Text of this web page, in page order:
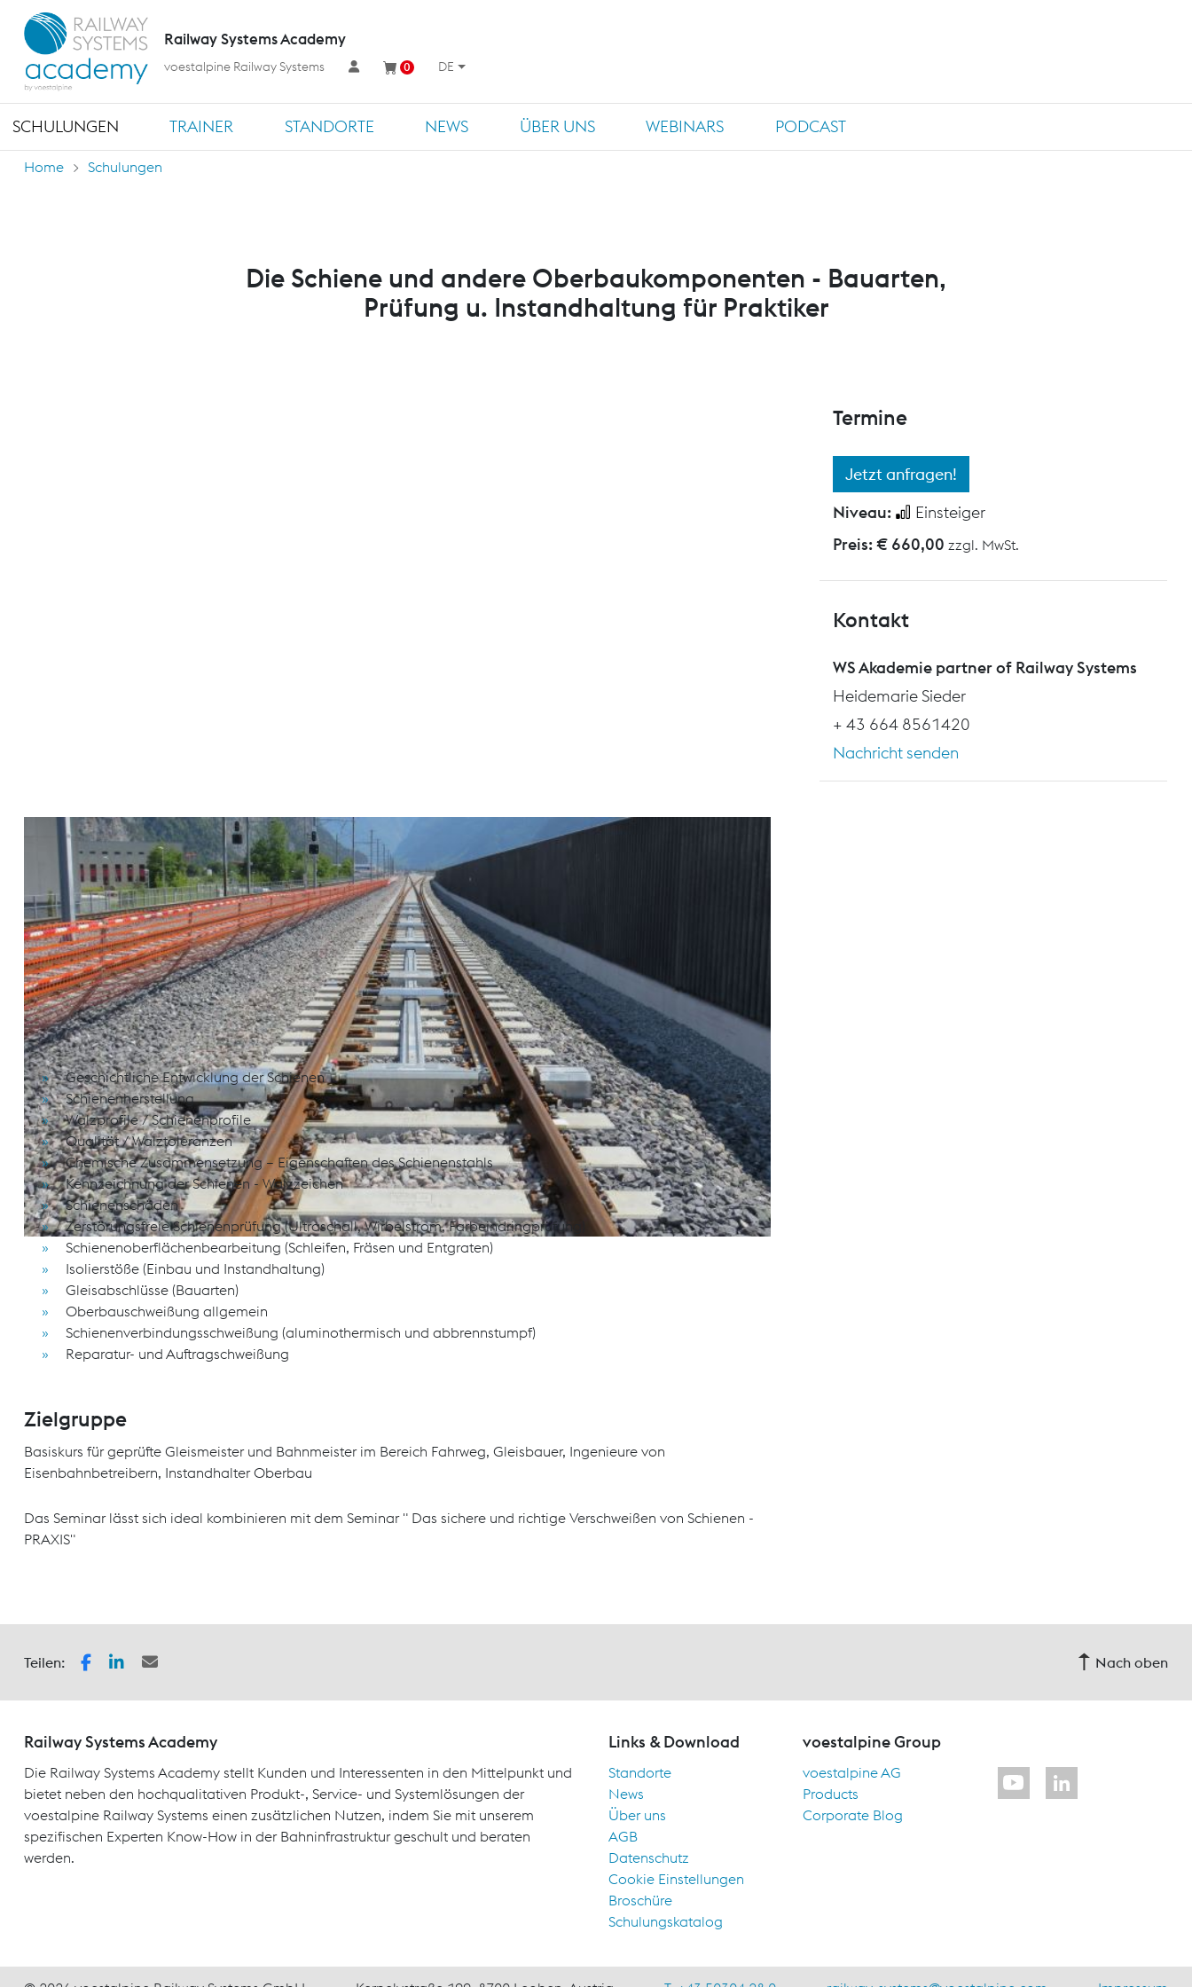
SCHULUNGEN TRAINER STANDORTE NEWS ÜBER UNS WEBINARS PODCAST
Railway Systems Academy
voestalpine Railway Systems 0 DE
Home Schulungen
Die Schiene und andere Oberbaukomponenten - Bauarten,
Prüfung u. Instandhaltung für Praktiker
Termine
Jetzt anfragen!
Niveau:
Einsteiger
Preis: € 660,00 zzgl. MwSt.
Kontakt
WS Akademie partner of Railway Systems
Heidemarie Sieder
+ 43 664 8561420
Nachricht senden
Das Seminar gibt einen kurzen Exkurs zur historischen Entwicklung der Schiene bzw. der
Schienenstahlsorten und behandelt Themen, wie die Herstellungsverfahren, die Eigenschaften des
Schienenstahls und die Walztoleranzen sowie –zeichen. Ebenso wird auf die zerstörungsfreie Prüfung und
Schienenschäden bzw. Schienenoberflächenbearbeitung sowie auf Isolierstöße (Einbau und
Instandhaltung) und Gleisabschlüsse (Bauarten) eingegangen. Weiters befasst sich das Seminar mit der
Oberbau-, Schienenverbindungs- sowie Auftragschweißung.
Schulungsinhalte
Geschichtliche Entwicklung der Schienen
Schienenherstellung
Walzprofile / Schienenprofile
Qualität / Walztoleranzen
Chemische Zusammensetzung – Eigenschaften des Schienenstahls
Kennzeichnung der Schienen - Walzzeichen
Schienenschäden
Zerstörungsfreie Schienenprüfung (Ultraschall, Wirbelstrom, Farbeindringprüfung)
Schienenoberflächenbearbeitung (Schleifen, Fräsen und Entgraten)
Isolierstöße (Einbau und Instandhaltung)
Gleisabschlüsse (Bauarten)
Oberbauschweißung allgemein
Schienenverbindungsschweißung (aluminothermisch und abbrennstumpf)
Reparatur- und Auftragschweißung
Zielgruppe
Basiskurs für geprüfte Gleismeister und Bahnmeister im Bereich Fahrweg, Gleisbauer, Ingenieure von
Eisenbahnbetreibern, Instandhalter Oberbau
Das Seminar lässt sich ideal kombinieren mit dem Seminar " Das sichere und richtige Verschweißen von Schienen -
PRAXIS"
Teilen: Nach oben
Railway Systems Academy
Die Railway Systems Academy stellt Kunden und Interessenten in den Mittelpunkt und
bietet neben den hochqualitativen Produkt-, Service- und Systemlösungen der
voestalpine Railway Systems einen zusätzlichen Nutzen, indem Sie mit unserem
spezifischen Experten Know-How in der Bahninfrastruktur geschult und beraten
werden.
Links & Download
Standorte
News
Über uns
AGB
Datenschutz
Cookie Einstellungen
Broschüre
Schulungskatalog
voestalpine Group
voestalpine AG
Products
Corporate Blog